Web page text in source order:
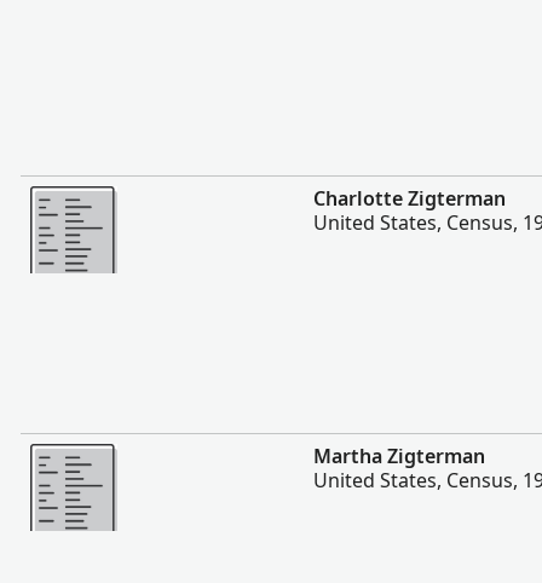
Meer
Charlotte Zigterman
United States, Census,
Meer
Martha Zigterman
United States, Census,